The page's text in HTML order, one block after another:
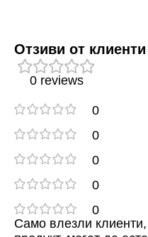
Отзиви от клиенти
0 reviews
0
0
0
0
0
Само влезли